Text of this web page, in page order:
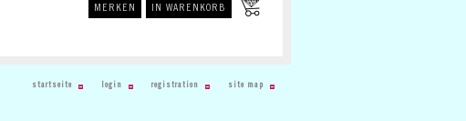
IN WARENKORB
MERKEN
startseite login registration site map